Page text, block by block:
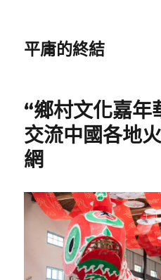
平庸的終結
“鄉村文化嘉年
交流中國各地
網